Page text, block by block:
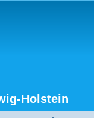
Holstein